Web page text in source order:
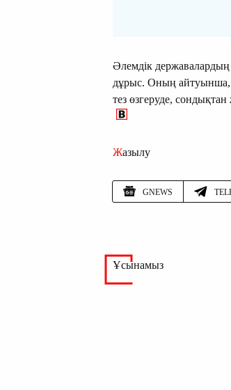
Әлемдік державалардың
дұрыс. Оның айтуынша,
тез өзгеруде,
Жазылу
GNEWS
Ұсынамыз